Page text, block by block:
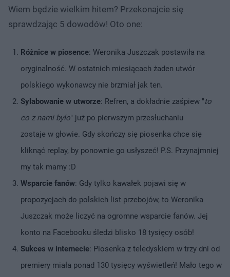
Wiem będzie wielkim hitem? Przekonajcie się
sprawdzając 5 dowodów! Oto one:
Różnice w piosence: Weronika Juszczak postawiła na
oryginalność. W ostatnich miesiącach żaden utwór
polskiego wykonawcy nie brzmiał jak ten.
Sylabowanie w utworze: Refren, a dokładnie zaśpiew "to
co z nami było" już po pierwszym przesłuchaniu
zostaje w głowie. Gdy skończy się piosenka chce się
kliknąć replay, by ponownie go usłyszeć! P.S. Przynajmniej
my tak mamy :D
Wsparcie fanów: Gdy tylko kawałek pojawi się w
propozycjach do polskich list przebojów, to Weronika
Juszczak może liczyć na ogromne wsparcie fanów. Jej
konto na Facebooku śledzi blisko 18 tysięcy osób!
Sukces w internecie: Piosenka z teledyskiem w trzy dni od
premiery miała ponad 130 tysięcy wyświetleń! Mało tego w